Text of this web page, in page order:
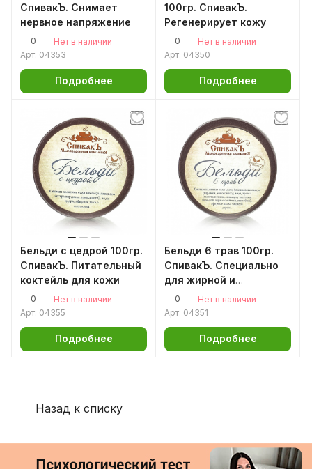
СпивакЪ. Снимает
нервное напряжение
0
Нет в наличии
Арт. 04353
Подробнее
100гр. СпивакЪ.
Регенерирует кожу
0
Нет в наличии
Арт. 04350
Подробнее
Бельди с цедрой 100гр.
СпивакЪ. Питательный
коктейль для кожи
0
Нет в наличии
Арт. 04355
Подробнее
Бельди 6 трав 100гр.
СпивакЪ. Специально
для жирной и
проблемной кожи
0
Нет в наличии
Арт. 04351
Подробнее
Назад к списку